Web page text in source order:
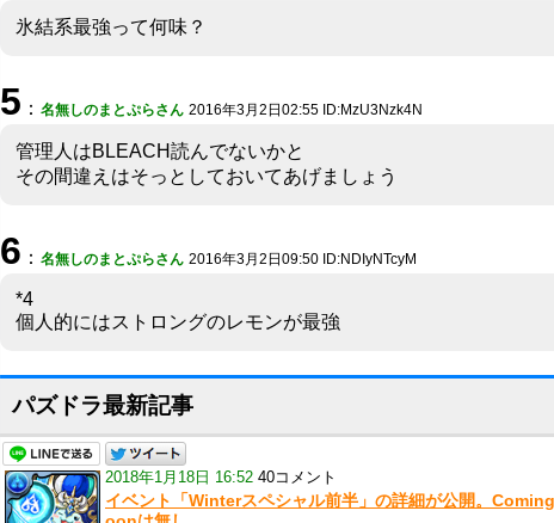
氷結系最強って何味？
5 ： 名無しのまとぷらさん 2016年3月2日02:55 ID:MzU3Nzk4N
管理人はBLEACH読んでないかと
その間違えはそっとしておいてあげましょう
6 ： 名無しのまとぷらさん 2016年3月2日09:50 ID:NDIyNTcyM
*4
個人的にはストロングのレモンが最強
パズドラ最新記事
2018年1月18日 16:52 40コメント
イベント「Winterスペシャル前半」の詳細が公開。